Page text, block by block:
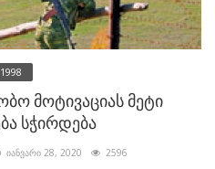
1998
მოტივაციას მეტი
სჭირდება
იანვარი 28, 2020 2596